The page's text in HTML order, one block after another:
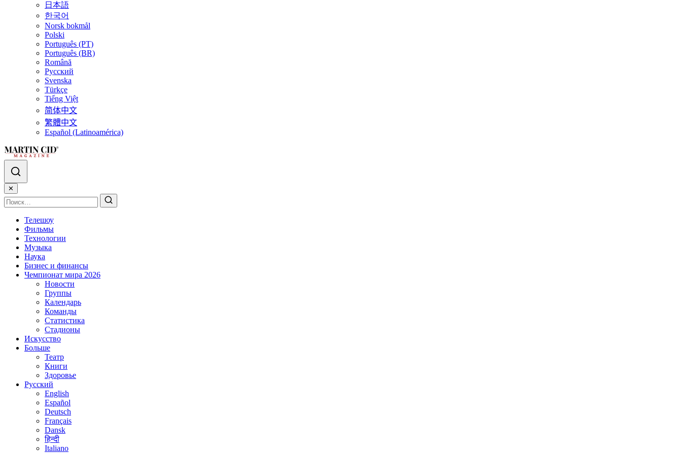
日本語
한국어
Norsk bokmål
Polski
Português (PT)
Português (BR)
Română
Русский
Svenska
Türkçe
Tiếng Việt
简体中文
繁體中文
Español (Latinoamérica)
✕
Телешоу
Фильмы
Технологии
Музыка
Наука
Бизнес и финансы
Чемпионат мира 2026
Новости
Группы
Календарь
Команды
Статистика
Стадионы
Искусство
Больше
Театр
Книги
Здоровье
Русский
English
Español
Deutsch
Français
Dansk
हिन्दी
Italiano